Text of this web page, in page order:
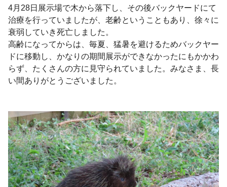
4月28日展示場で木から落下し、その後バックヤードにて
治療を行っていましたが、老齢ということもあり、徐々に
衰弱していき死亡しました。
高齢になってからは、毎夏、猛暑を避けるためバックヤー
ドに移動し、かなりの期間展示ができなかったにもかかわ
らず、たくさんの方に見守られていました。みなさま、長
い間ありがとうございました。